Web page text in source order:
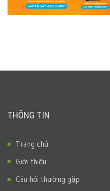
THÔNG TIN
Trang chủ
Giới thiệu
Câu hỏi thường gặp